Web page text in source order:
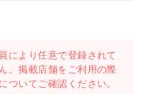
により任意で登録されて
。掲載店舗をご利用の際
ついてご確認ください。